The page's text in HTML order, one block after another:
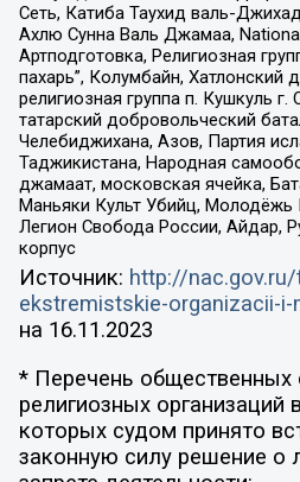
Сеть, Катиба Таухид валь-
Ахлю Сунна Валь Джамаа,
Артподготовка, Религиозная
пахарь”, Колумбайн, Хатлонский
религиозная группа п. Кушкуль
татарский добровольческий
Челебиджихана, Азов, Партия
Таджикистана, Народная
джамаат, московская ячейка,
Маньяки Культ Убийц, Молодёжь
Легион Свобода России, Айдар,
корпус
Источник: http://
ekstremistskie-organizacii-i-
на 16.11.2023
* Перечень общественных
религиозных организаций
которых судом принято
законную силу решение о